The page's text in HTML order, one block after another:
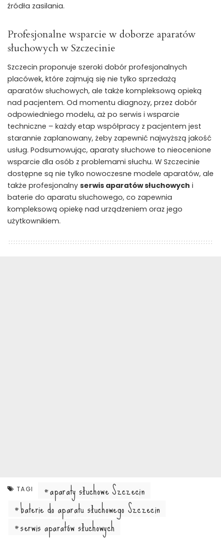
źródła zasilania.
Profesjonalne wsparcie w doborze aparatów
słuchowych w Szczecinie
Szczecin proponuje szeroki dobór profesjonalnych
placówek, które zajmują się nie tylko sprzedażą
aparatów słuchowych, ale także kompleksową opieką
nad pacjentem. Od momentu diagnozy, przez dobór
odpowiedniego modelu, aż po serwis i wsparcie
techniczne – każdy etap współpracy z pacjentem jest
starannie zaplanowany, żeby zapewnić najwyższą jakość
usług. Podsumowując, aparaty słuchowe to nieocenione
wsparcie dla osób z problemami słuchu. W Szczecinie
dostępne są nie tylko nowoczesne modele aparatów, ale
także profesjonalny serwis aparatów słuchowych i
baterie do aparatu słuchowego, co zapewnia
kompleksową opiekę nad urządzeniem oraz jego
użytkownikiem.
TAGI
aparaty słuchowe Szczecin
baterie do aparatu słuchowego Szczecin
serwis aparatów słuchowych